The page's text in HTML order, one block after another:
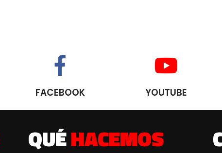
FACEBOOK YOUTUBE
QUÉHACEMOS